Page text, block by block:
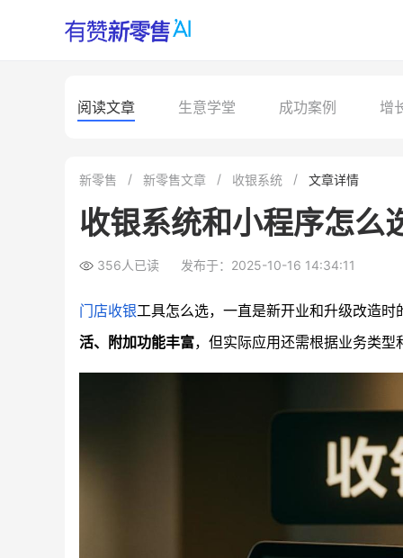
阅读文章 生意学堂 成功案例 增
新零售 新零售文章 收银系统 文章详情
收银系统和小程序怎么
356人已读 发布于：2025-10-16 14:34:11
门店收银工具怎么选，一直是新开业和升级改造时
活、附加功能丰富，但实际应用还需根据业务类